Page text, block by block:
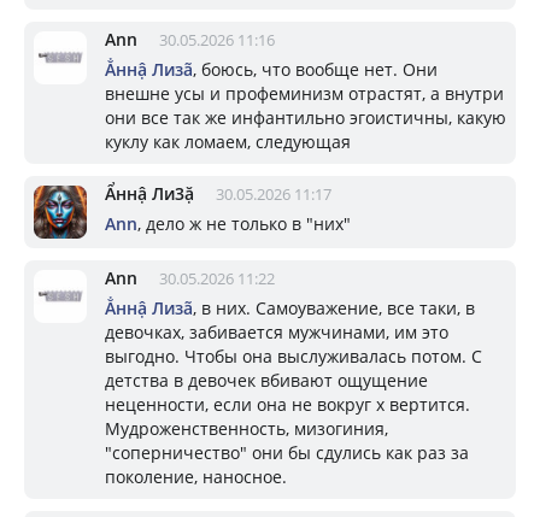
Ann 30.05.2026 11:16
Ẳннậ Лизã, боюсь, что вообще нет. Они
внешне усы и профеминизм отрастят, а внутри
они все так же инфантильно эгоистичны, какую
куклу как ломаем, следующая
Ẩннậ Ли3ặ 30.05.2026 11:17
Ann, дело ж не только в "них"
Ann 30.05.2026 11:22
Ẳннậ Лизã, в них. Самоуважение, все таки, в
девочках, забивается мужчинами, им это
выгодно. Чтобы она выслуживалась потом. С
детства в девочек вбивают ощущение
неценности, если она не вокруг х вертится.
Мудроженственность, мизогиния,
"соперничество" они бы сдулись как раз за
поколение, наносное.